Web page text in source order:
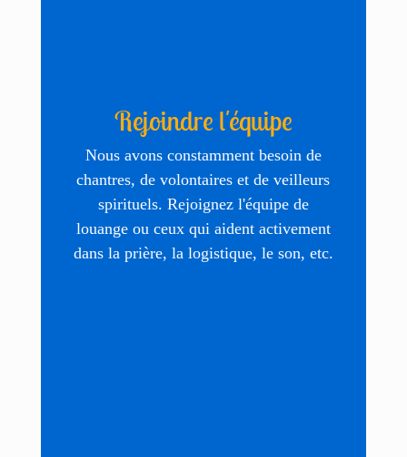
Rejoindre l'équipe
Nous avons constamment besoin de
chantres, de volontaires et de veilleurs
spirituels. Rejoignez l'équipe de
louange ou ceux qui aident activement
dans la prière, la logistique, le son, etc.